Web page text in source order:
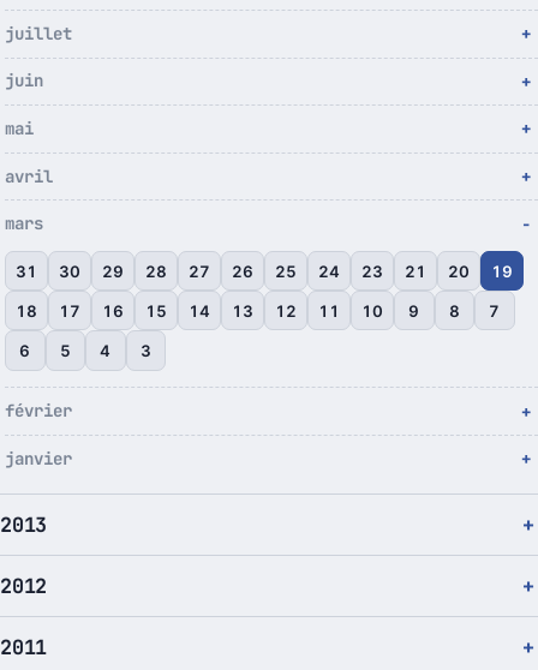
juillet
juin
mai
avril
mars
31 30 29 28 27 26 25 24 23 21 20 19
18 17 16 15 14 13 12 11 10 9 8 7
6 5 4 3
février
janvier
2013
2012
2011